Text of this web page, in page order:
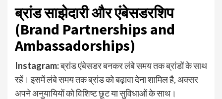
ब्रांड साझेदारी और एंबेसडरशिप
(Brand Partnerships and
Ambassadorships)
Instagram:ब्रांड एंबेसडर बनकर लंबे समय तक ब्रांडों के साथ
रहें। इसमें लंबे समय तक ब्रांड को बढ़ावा देना शामिल है, अक्सर
अपने अनुयायियों को विशिष्ट छूट या सुविधाओं के साथ।